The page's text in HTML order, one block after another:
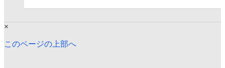
×
このページの上部へ